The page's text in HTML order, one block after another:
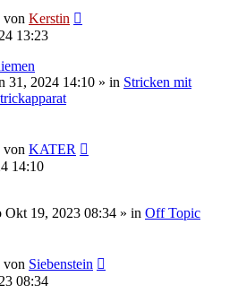
von Kerstin
13:23
31, 2024 14:10 » in Stricken mit
von KATER
14:10
Okt 19, 2023 08:34 » in Off Topic
von Siebenstein
08:34